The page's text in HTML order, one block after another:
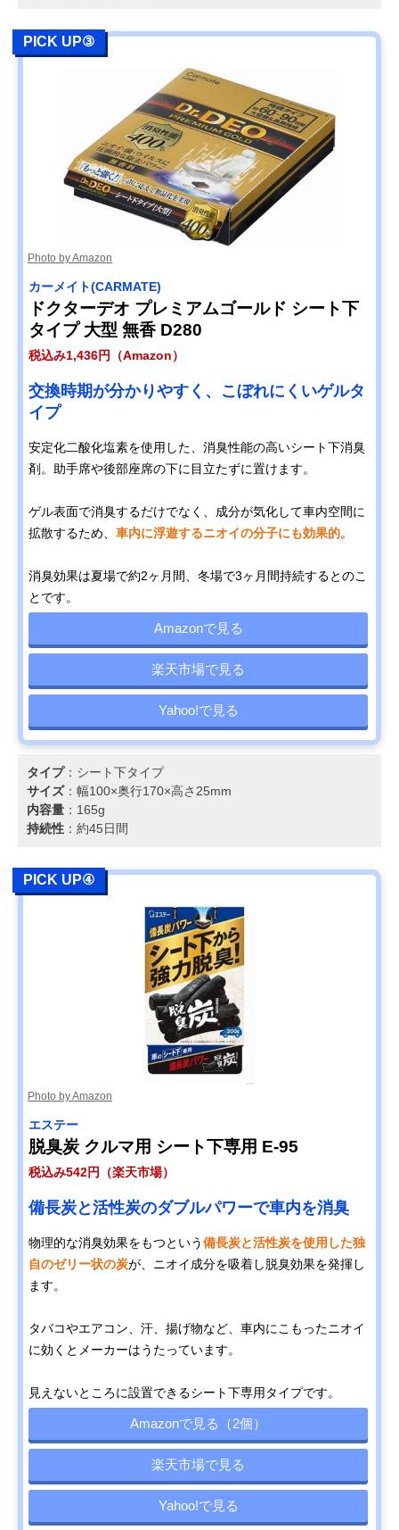
PICK UP③
Photo by Amazon
カーメイト(CARMATE)
ドクターデオ プレミアムゴールド シート下
タイプ 大型 無香 D280
税込み1,436円（Amazon）
交換時期が分かりやすく、こぼれにくいゲルタ
イプ
安定化二酸化塩素を使用した、消臭性能の高いシート下消臭
剤。助手席や後部座席の下に目立たずに置けます。
ゲル表面で消臭するだけでなく、成分が気化して車内空間に
拡散するため、 車内に浮遊するニオイの分子にも効果的。
消臭効果は夏場で約2ヶ月間、冬場で3ヶ月間持続するとのこ
とです。
Amazonで見る
楽天市場で見る
Yahoo!で見る
タイプ：シート下タイプ
サイズ：幅100×奥行170×高さ25mm
内容量 ：165g
持続性 ：約45日間
PICK UP④
Photo by Amazon
エステー
脱臭炭 クルマ用 シート下専用 E-95
税込み542円（楽天市場）
備長炭と活性炭のダブルパワーで車内を消臭
物理的な消臭効果をもつという備長炭と活性炭を使用した独
自のゼリー状の炭が、ニオイ成分を吸着し脱臭効果を発揮し
ます。
タバコやエアコン、汗、揚げ物など、車内にこもったニオイ
に効くとメーカーはうたっています。
見えないところに設置できるシート下専用タイプです。
Amazonで見る（2個）
楽天市場で見る
Yahoo!で見る